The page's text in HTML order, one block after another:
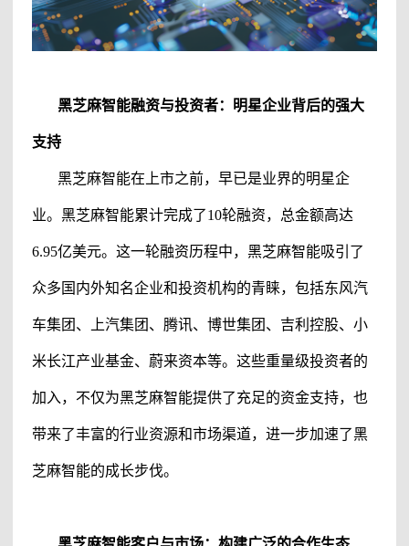
黑芝麻智能融资与投资者：明星企业背后的强大
支持
黑芝麻智能在上市之前，早已是业界的明星企
业。 黑芝麻智能累计完成了10轮融资，总金额高达
6.95亿美元。这一轮融资历程中， 黑芝麻智能吸引了
众多国内外知名企业和投资机构的青睐，包括东风汽
车集团、上汽集团、腾讯、博世集团、吉利控股、小
米长江产业基金、蔚来资本等。这些重量级投资者的
加入，不仅为黑芝麻智能提供了充足的资金支持，也
带来了丰富的行业资源和市场渠道，进一步加速了黑
芝麻智能的成长步伐。